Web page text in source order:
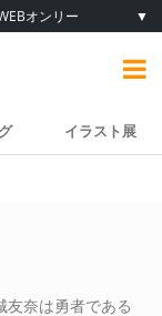
オンリー ▼
イラスト展
友奈は勇者である